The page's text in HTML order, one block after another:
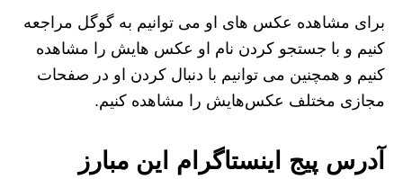
برای مشاهده عکس های او می توانیم به گوگل مراجعه
کنیم و با جستجو کردن نام او عکس هایش را مشاهده
کنیم و همچنین می توانیم با دنبال کردن او در صفحات
مجازی مختلف عکس‌هایش را مشاهده کنیم.
آدرس پیج اینستاگرام این مبارز